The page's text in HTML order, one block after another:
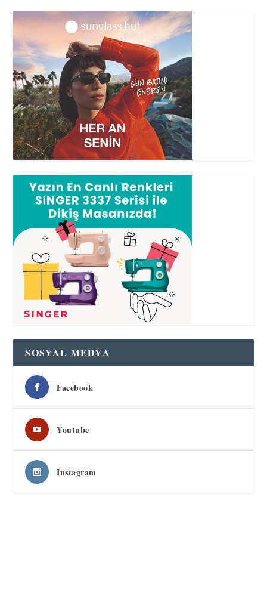
SOSYAL MEDYA
Facebook
Youtube
Instagram